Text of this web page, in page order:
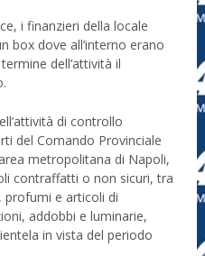
i finanzieri della locale
box dove all’interno erano
dell’attività il
di controllo
del Comando Provinciale
metropolitana di Napoli,
contraffatti o non sicuri, tra
profumi e articoli di
addobbi e luminarie,
in vista del periodo